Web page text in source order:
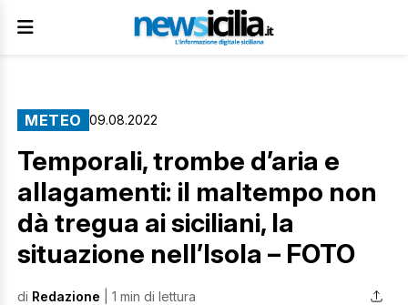
METEO 09.08.2022
Temporali, trombe d’aria e
allagamenti: il maltempo non
dà tregua ai siciliani, la
situazione nell’Isola – FOTO
di Redazione | 1 min di lettura